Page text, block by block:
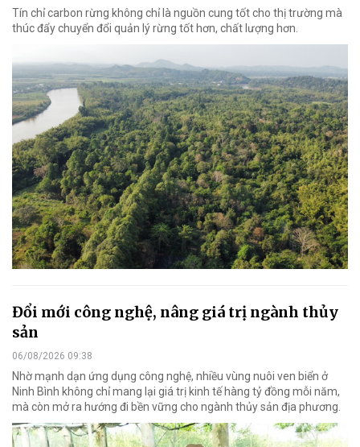
Tín chỉ carbon rừng không chỉ là nguồn cung tốt cho thị trường mà
thúc đẩy chuyển đổi quản lý rừng tốt hơn, chất lượng hơn.
Đổi mới công nghệ, nâng giá trị ngành thủy
sản
06/08/2026 09:38
Nhờ mạnh dạn ứng dụng công nghệ, nhiều vùng nuôi ven biển ở
Ninh Bình không chỉ mang lại giá trị kinh tế hàng tỷ đồng mỗi năm,
mà còn mở ra hướng đi bền vững cho ngành thủy sản địa phương.